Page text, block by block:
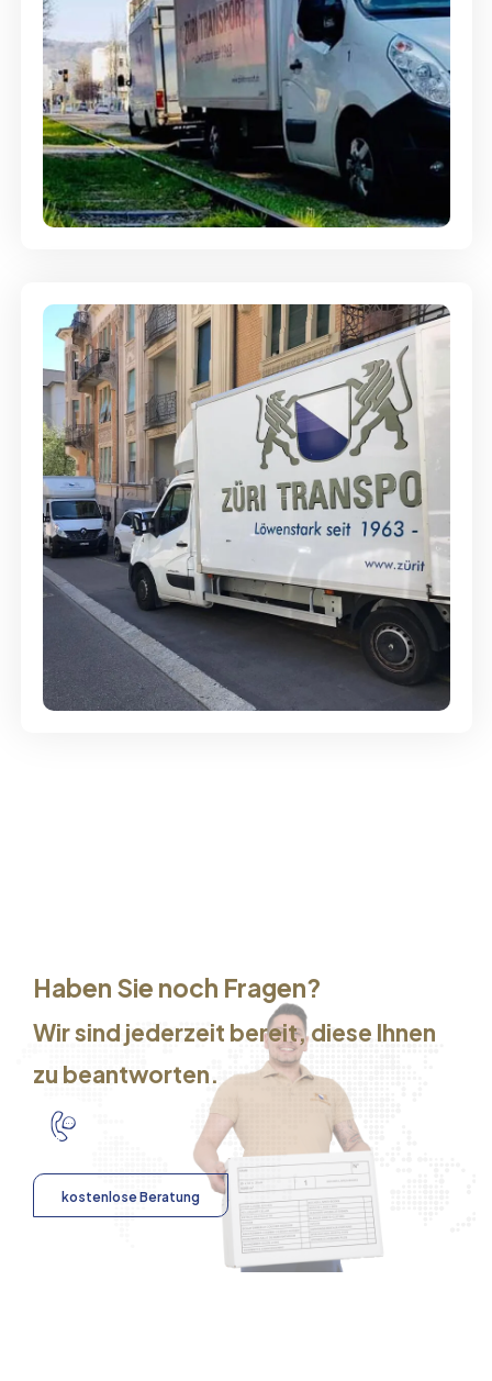
Ein- und Auspackservice
Günstige Umzüge - Hervorragender
Service
Haben Sie noch Fragen?
Wir sind jederzeit bereit, diese Ihnen
zu beantworten.
kostenlose Beratung